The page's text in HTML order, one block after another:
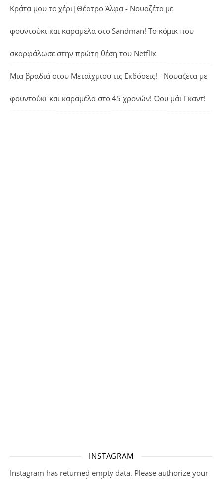
Κράτα μου το χέρι|Θέατρο Άλφα - Νουαζέτα με
φουντούκι και καραμέλα στο Sandman! Το κόμικ που
σκαρφάλωσε στην πρώτη θέση του Netflix
Μια βραδιά στου Μεταίχμιου τις Εκδόσεις! - Νουαζέτα με
φουντούκι και καραμέλα στο 45 χρονών! Όου μάι Γκαντ!
INSTAGRAM
Instagram has returned empty data. Please authorize your